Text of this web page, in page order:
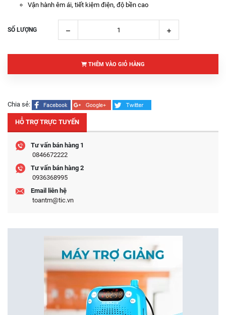
Vận hành êm ái, tiết kiệm điện, độ bền cao
SỐ LƯỢNG
THÊM VÀO GIỎ HÀNG
Chia sẻ:
HỖ TRỢ TRỰC TUYẾN
Tư vấn bán hàng 1
0846672222
Tư vấn bán hàng 2
0936368995
Email liên hệ
toantm@tic.vn